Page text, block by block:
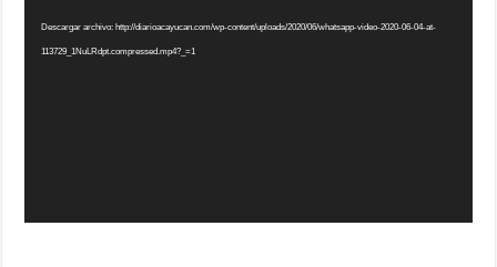
vídeo
Descargar archivo: http://diarioacayucan.com/wp-content/uploads/2020/06/whatsapp-video-2020-06-04-at-
113729_1NuLRdpt.compressed.mp4?_=1